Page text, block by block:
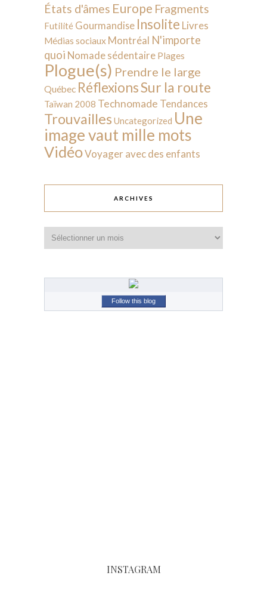
États d'âmes Europe Fragments
Futilité Gourmandise Insolite Livres
Médias sociaux Montréal N'importe
quoi Nomade sédentaire Plages
Plogue(s) Prendre le large
Québec RéflexionsSur la route
Taïwan 2008 Technomade Tendances
Trouvailles Uncategorized Une
image vaut mille mots
VidéoVoyager avec des enfants
ARCHIVES
Follow this blog
INSTAGRAM